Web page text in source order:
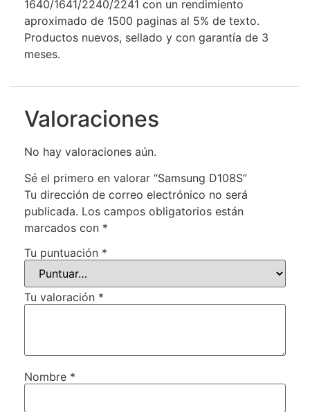
1640/1641/2240/2241 con un rendimiento
aproximado de 1500 paginas al 5% de texto.
Productos nuevos, sellado y con garantía de 3
meses.
Valoraciones
No hay valoraciones aún.
Sé el primero en valorar “Samsung D108S”
Tu dirección de correo electrónico no será
publicada. Los campos obligatorios están
marcados con *
Tu puntuación *
Tu valoración *
Nombre *